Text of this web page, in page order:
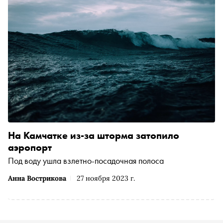
Анна Вострикова 27 ноября 2023 г.
На Камчатке из-за шторма затопило
аэропорт
Под воду ушла взлетно-посадочная полоса